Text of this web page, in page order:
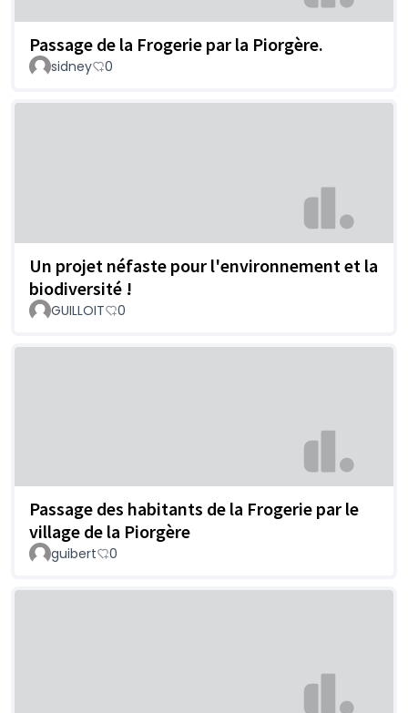
Passage de la Frogerie par la Piorgère.
sidney 0
Un projet néfaste pour l'environnement et la
biodiversité !
GUILLOIT 0
Passage des habitants de la Frogerie par le
village de la Piorgère
guibert 0